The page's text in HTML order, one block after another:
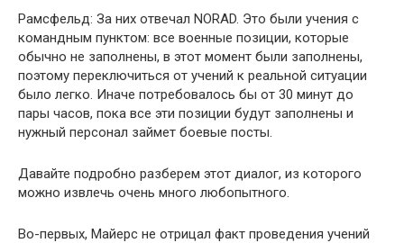
Рамсфельд: За них отвечал NORAD. Это были учения с
командным пунктом: все военные позиции, которые
обычно не заполнены, в этот момент были заполнены,
поэтому переключиться от учений к реальной ситуации
было легко. Иначе потребовалось бы от 30 минут до
пары часов, пока все эти позиции будут заполнены и
нужный персонал займет боевые посты.
Давайте подробно разберем этот диалог, из которого
можно извлечь очень много любопытного.
Во-первых, Майерс не отрицал факт проведения учений